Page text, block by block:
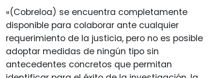
«(Cobreloa) se encuentra completamente
disponible para colaborar ante cualquier
requerimiento de la justicia, pero no es posible
adoptar medidas de ningún tipo sin
antecedentes concretos que permitan